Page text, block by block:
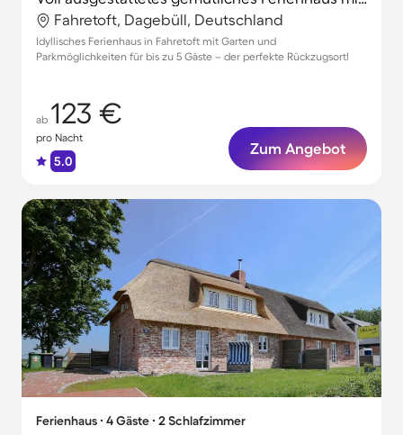
Fahretoft, Dagebüll, Deutschland
Idyllisches Ferienhaus in Fahretoft mit Garten und
Parkmöglichkeiten für bis zu 5 Gäste – der perfekte Rückzugsort!
ab 123 €
pro Nacht
5.0
Zum Angebot
Ferienhaus ∙ 4 Gäste ∙ 2 Schlafzimmer